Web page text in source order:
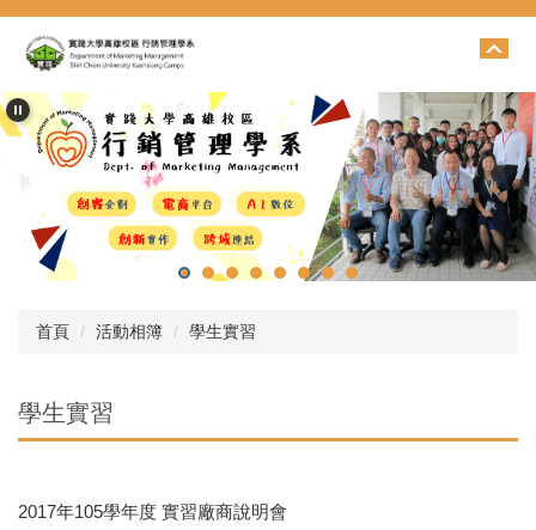
跳
要
內
容
首頁 活動相簿 學生實習
學生實習
2017年105學年度 實習廠商說明會